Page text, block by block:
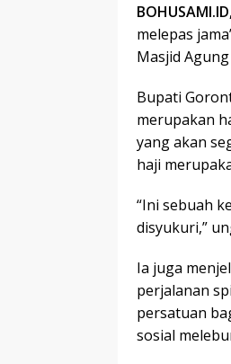
melepas
Masjid
Bupati
merupakan
yang akan
haji
“Ini sebuah
disyukuri,”
Ia juga
perjalanan
persatuan
sosial